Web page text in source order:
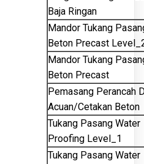
Baja Ringan
Mandor Tukang
Beton Precast
Mandor Tukang
Beton Precast
Pemasang Perancah
Acuan/Cetakan Beton
Tukang Pasang Water
Proofing Level_1
Tukang Pasang Water